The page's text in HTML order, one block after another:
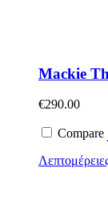
Mackie
€290.00
Compare